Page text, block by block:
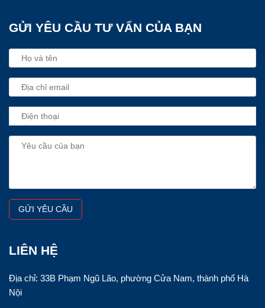
GỬI YÊU CẦU TƯ VẤN CỦA BẠN
LIÊN HỆ
Địa chỉ: 33B Phạm Ngũ Lão, phường Cửa Nam, thành phố Hà
Nội